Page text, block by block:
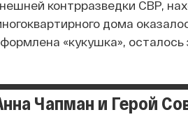
контрразведки СВР,
дома
«кукушка», осталось
Чапман и Герой